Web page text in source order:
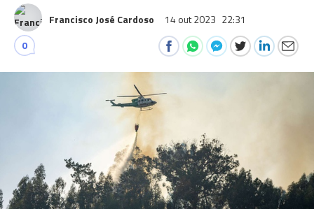
Francisco José Cardoso 14 out 2023 22:31
0